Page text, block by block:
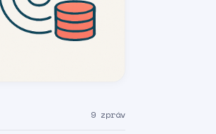
9 zpráv